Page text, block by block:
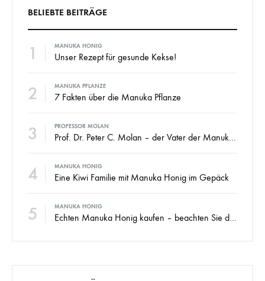
BELIEBTE BEITRÄGE
1 MANUKA HONIG
Unser Rezept für gesunde Kekse!
2 MANUKA PFLANZE
7 Fakten über die Manuka Pflanze
3 PROFESSOR MOLAN
Prof. Dr. Peter C. Molan – der Vater der Manuka Honig Industrie
4 MANUKA HONIG
Eine Kiwi Familie mit Manuka Honig im Gepäck
5 MANUKA HONIG
Echten Manuka Honig kaufen – beachten Sie diese 4 Dinge